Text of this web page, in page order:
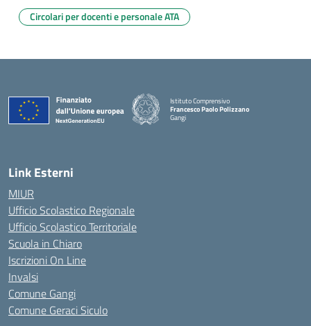
Circolari per docenti e personale ATA
Istituto Comprensivo
Francesco Paolo Polizzano
Gangi
— Visita la pagina iniziale della scuola
Link Esterni
MIUR
Ufficio Scolastico Regionale
Ufficio Scolastico Territoriale
Scuola in Chiaro
Iscrizioni On Line
Invalsi
Comune Gangi
Comune Geraci Siculo